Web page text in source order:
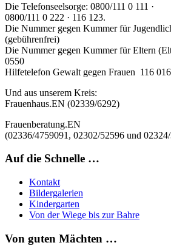
Die Telefonseelsorge: 0800/111 0 111 ·
0800/111 0 222 · 116 123.
Die Nummer gegen Kummer für
(gebührenfrei)
Die Nummer gegen Kummer für Eltern
0550
Hilfetelefon Gewalt gegen Frauen 116 016
Und aus unserem Kreis:
Frauenhaus.EN (02339/6292)
Frauenberatung.EN
(02336/4759091, 02302/52596 und
Auf die Schnelle …
Kontakt
Bildergalerien
Kindergarten
Von der Wiege bis zur Bahre
Von guten Mächten …